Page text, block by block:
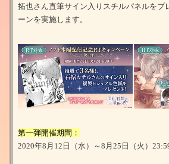
拓也さん直筆サイン入りスチルパネルをプ
ーンを実施します。
第一弾開催期間：
2020年8月12日（水）～8月25日（火）